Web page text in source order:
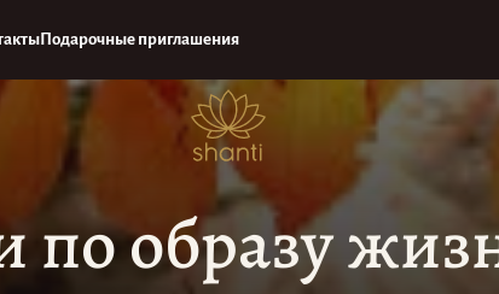
Подарочные приглашения
по образу